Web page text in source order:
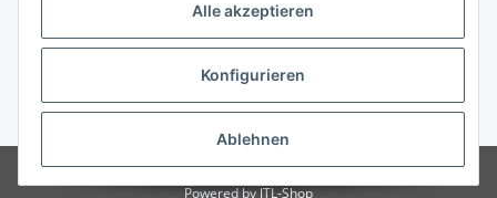
Bezahlvarianten
* Alle Preise inkl. gesetzlicher USt., zzgl.Versand
© Fehler Motorgeräte
Powered byJTL-Shop
Alle akzeptieren
Konfigurieren
Ablehnen